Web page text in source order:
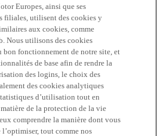
Europes, ainsi que ses
filiales, utilisent des cookies y
aux cookies, comme
Nous utilisons des cookies
fonctionnement de notre site, et
de base afin de rendre la
des logins, le choix des
des cookies analytiques
d’utilisation tout en
de la protection de la vie
comprendre la manière dont vous
tout comme nos